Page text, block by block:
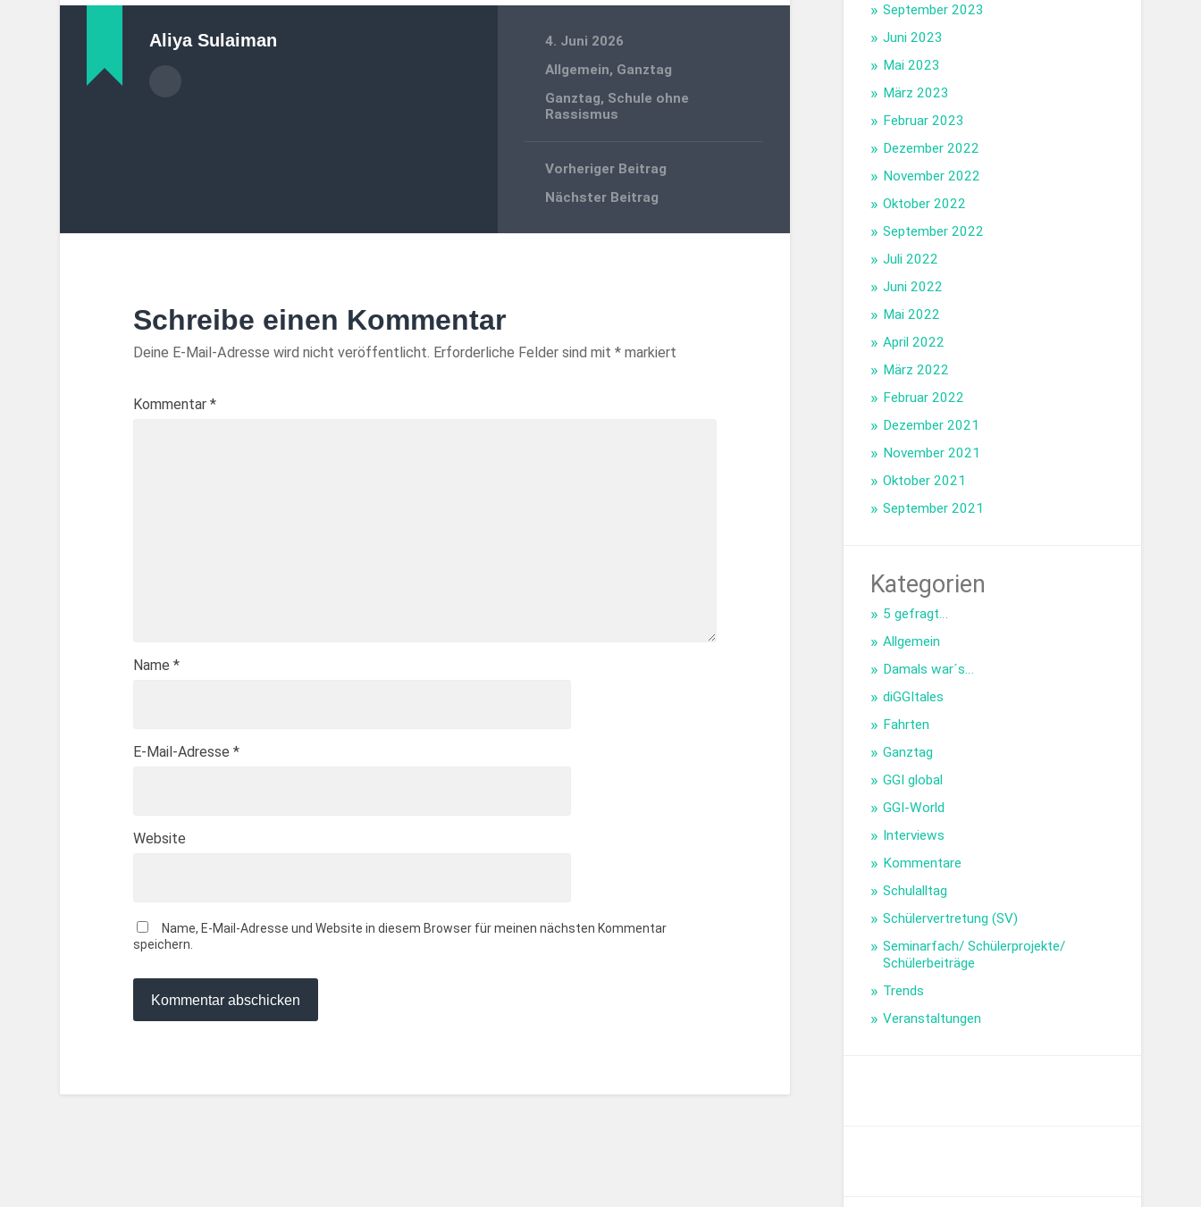
Aliya Sulaiman
4. Juni 2026
Allgemein, Ganztag
Ganztag, Schule ohne
Rassismus
Vorheriger Beitrag
Nächster Beitrag
Schreibe einen Kommentar
Deine E-Mail-Adresse wird nicht veröffentlicht. Erforderliche Felder sind mit *markiert
Kommentar *
Name *
E-Mail-Adresse *
Website
Name, E-Mail-Adresse und Website in diesem Browser für meinen nächsten Kommentar
speichern.
September 2023
Juni 2023
Mai 2023
März 2023
Februar 2023
Dezember 2022
November 2022
Oktober 2022
September 2022
Juli 2022
Juni 2022
Mai 2022
April 2022
März 2022
Februar 2022
Dezember 2021
November 2021
Oktober 2021
September 2021
Kategorien
5 gefragt…
Allgemein
Damals war´s…
diGGItales
Fahrten
Ganztag
GGI global
GGI-World
Interviews
Kommentare
Schulalltag
Schülervertretung (SV)
Seminarfach/ Schülerprojekte/
Schülerbeiträge
Trends
Veranstaltungen